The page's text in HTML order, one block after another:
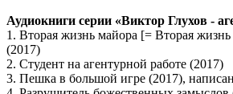
Аудиокниги серии «Виктор Глухов -
1. Вторая жизнь майора [= Вторая
(2017)
2. Студент на агентурной работе (2017)
3. Пешка в большой игре (2017),